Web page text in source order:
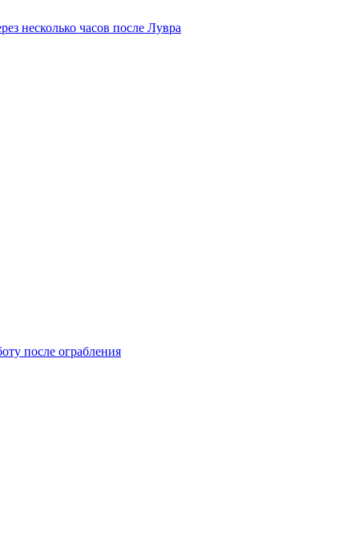
несколько часов после Лувра
после ограбления